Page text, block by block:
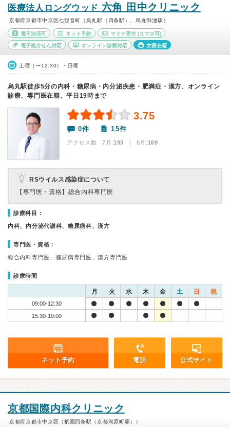
医療法人ロングウッド 六角 田中クリニック
京都府京都市中京区七観音町（烏丸駅（四条駅）、烏丸御池駅）
電子決済可 ネット予約 マイナ受付 (スマホ可)
電子処方せん対応 オンライン診療対応 女医在籍
土曜（〜12:30）・日曜
烏丸駅徒歩5分の内科・糖尿病・内分泌疾患・肥満症・漢方、オンライン
診療、専門医在籍、平日19時まで
3.75
0件 15件
アクセス数 7月:193 | 6月:169
RSウイルス感染症について
【専門医・資格】 総合内科専門医
診療科目：
内科、内分泌代謝科、糖尿病科、漢方
専門医・資格：
総合内科専門医、糖尿病専門医、漢方専門医
診療時間
月 火 水 木 金 土 日 祝
09:00-12:30
15:30-19:00
ネット予約 電話 公式サイト
京都国際内科クリニック
京都府京都市中京区（祇園四条駅（京都河原町駅））